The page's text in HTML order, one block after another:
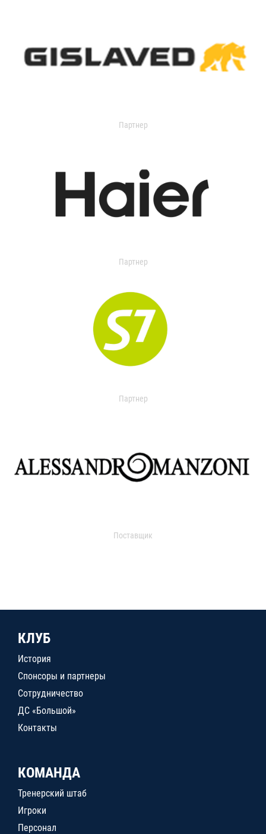
Партнер
Партнер
Партнер
Поставщик
КЛУБ
История
Спонсоры и партнеры
Сотрудничество
ДС «Большой»
Контакты
КОМАНДА
Тренерский штаб
Игроки
Персонал